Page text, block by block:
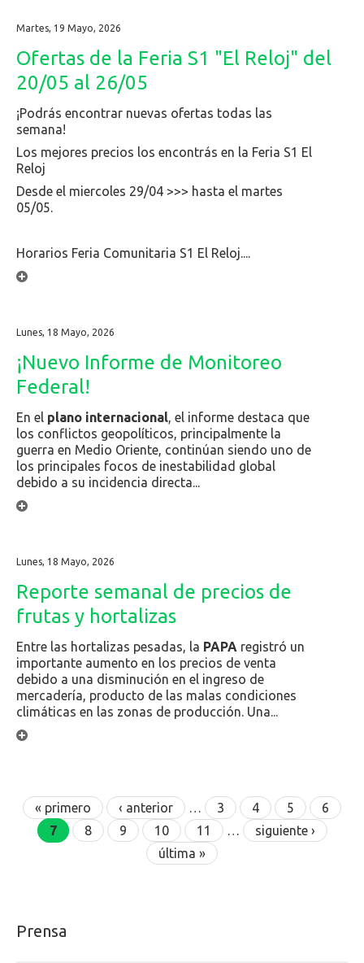
Martes, 19 Mayo, 2026
Ofertas de la Feria S1 "El Reloj" del
20/05 al 26/05
¡Podrás encontrar nuevas ofertas todas las
semana!
Los mejores precios los encontrás en la Feria S1 El
Reloj
Desde el miercoles 29/04 >>> hasta el martes
05/05.
Horarios Feria Comunitaria S1 El Reloj....
Lunes, 18 Mayo, 2026
¡Nuevo Informe de Monitoreo
Federal!
En el plano internacional, el informe destaca que
los conflictos geopolíticos, principalmente la
guerra en Medio Oriente, continúan siendo uno de
los principales focos de inestabilidad global
debido a su incidencia directa...
Lunes, 18 Mayo, 2026
Reporte semanal de precios de
frutas y hortalizas
Entre las hortalizas pesadas, la PAPA registró un
importante aumento en los precios de venta
debido a una disminución en el ingreso de
mercadería, producto de las malas condiciones
climáticas en las zonas de producción. Una...
« primero ‹ anterior … 3 4 5
6
7
8 9 10 11 …
siguiente ›
última »
Prensa